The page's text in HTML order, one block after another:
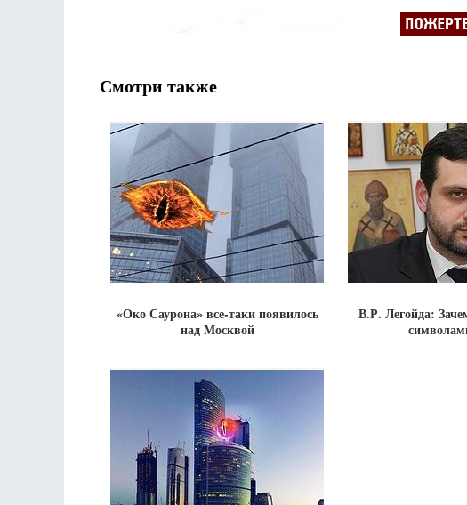
Смотри также
«Око Саурона» все-таки появилось
над Москвой
В.Р. Легойда: